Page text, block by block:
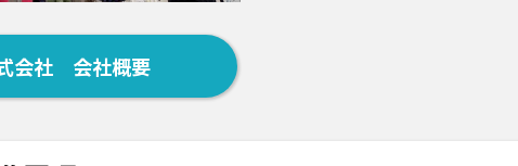
会社 会社概要